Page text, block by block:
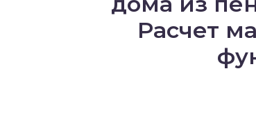
Расчет